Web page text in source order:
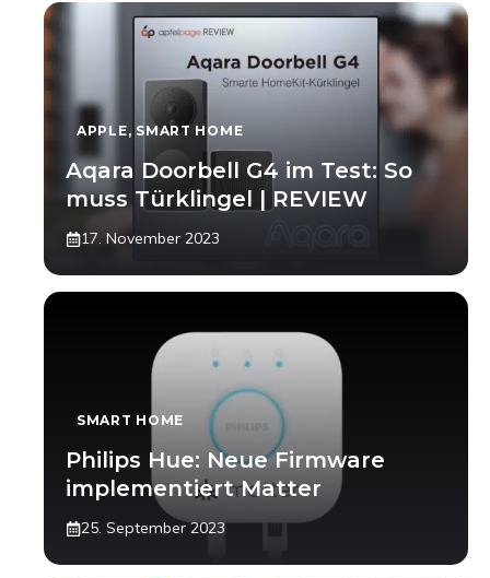
APPLE, SMART HOME
Aqara Doorbell G4 im Test: So
muss Türklingel | REVIEW
17. November 2023
SMART HOME
Philips Hue: Neue Firmware
implementiert Matter
25. September 2023